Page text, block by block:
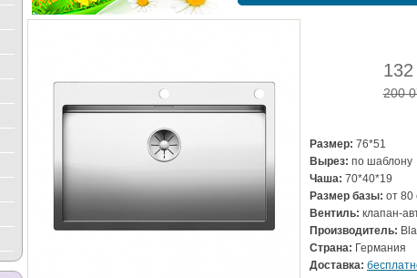
200
Размер: 76*51
Вырез: по шаблону
Чаша: 70*40*19
Размер базы: от 80
Вентиль: клапан-
Производитель:
Страна: Германия
Доставка: